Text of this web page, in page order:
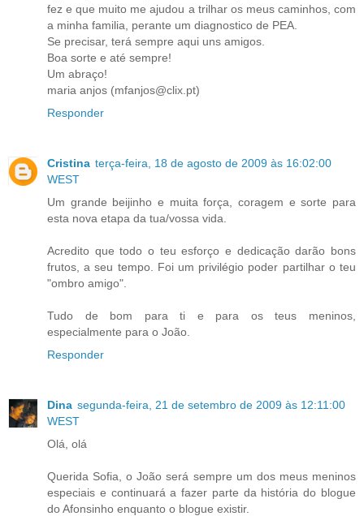
fez e que muito me ajudou a trilhar os meus caminhos, com
a minha familia, perante um diagnostico de PEA.
Se precisar, terá sempre aqui uns amigos.
Boa sorte e até sempre!
Um abraço!
maria anjos (mfanjos@clix.pt)
Responder
Cristina terça-feira, 18 de agosto de 2009 às 16:02:00
WEST
Um grande beijinho e muita força, coragem e sorte para
esta nova etapa da tua/vossa vida.
Acredito que todo o teu esforço e dedicação darão bons
frutos, a seu tempo. Foi um privilégio poder partilhar o teu
"ombro amigo".
Tudo de bom para ti e para os teus meninos,
especialmente para o João.
Responder
Dina segunda-feira, 21 de setembro de 2009 às 12:11:00
WEST
Olá, olá
Querida Sofia, o João será sempre um dos meus meninos
especiais e continuará a fazer parte da história do blogue
do Afonsinho enquanto o blogue existir.